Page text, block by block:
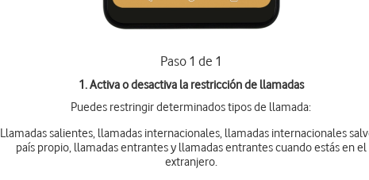
Paso 1 de 1
1. Activa o desactiva la restricción de llamadas
Puedes restringir determinados tipos de llamada:
Llamadas salientes, llamadas internacionales, llamadas internacionales
país propio, llamadas entrantes y llamadas entrantes cuando estás en el
extranjero.